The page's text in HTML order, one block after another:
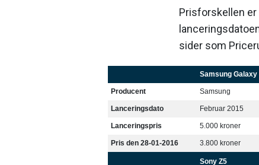
Prisforskellen
sider som
Samsung Galaxy
Producent Samsung
Lanceringsdato Februar 2015
Lanceringspris 5.000 kroner
Pris den 28-01-2016 3.800 kroner
Sony Z5